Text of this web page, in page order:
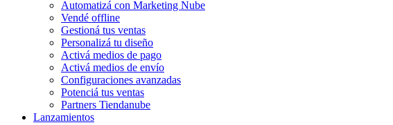
Automatizá con Marketing Nube
Vendé offline
Gestioná tus ventas
Personalizá tu diseño
Activá medios de pago
Activá medios de envío
Configuraciones avanzadas
Potenciá tus ventas
Partners Tiendanube
Lanzamientos